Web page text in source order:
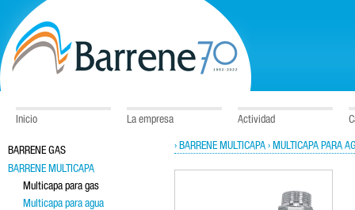
Inicio La empresa Actividad
BARRENE GAS
BARRENE MULTICAPA
Multicapa para gas
Multicapa para agua
› BARRENE MULTICAPA › MULTICAPA PARA